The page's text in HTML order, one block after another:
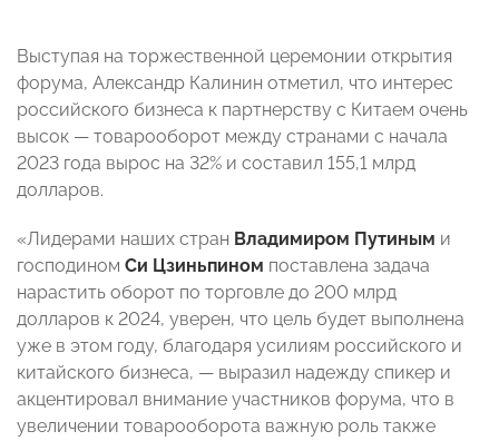
Выступая на торжественной церемонии открытия
форума, Александр Калинин отметил, что интерес
российского бизнеса к партнерству с Китаем очень
высок — товарооборот между странами с начала
2023 года вырос на 32% и составил 155,1 млрд
долларов.
«Лидерами наших стран Владимиром Путиным и
господином Си Цзиньпином поставлена задача
нарастить оборот по торговле до 200 млрд
долларов к 2024, уверен, что цель будет выполнена
уже в этом году, благодаря усилиям российского и
китайского бизнеса, — выразил надежду спикер и
акцентировал внимание участников форума, что в
увеличении товарооборота важную роль также